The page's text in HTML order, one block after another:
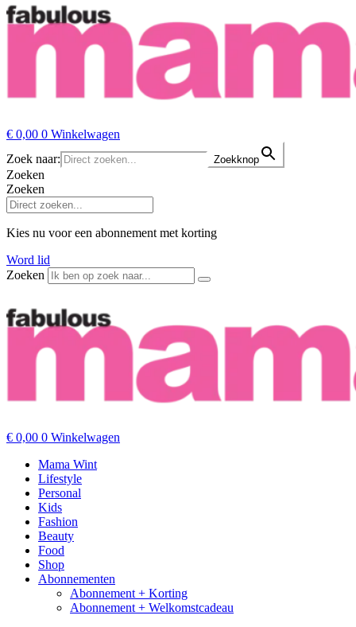
€ 0,00 0 Winkelwagen
Zoek naar:
Zoekknop
Zoeken
Zoeken
Kies nu voor een abonnement met korting
Word lid
Zoeken
€ 0,00 0 Winkelwagen
Mama Wint
Lifestyle
Personal
Kids
Fashion
Beauty
Food
Shop
Abonnementen
Abonnement + Korting
Abonnement + Welkomstcadeau